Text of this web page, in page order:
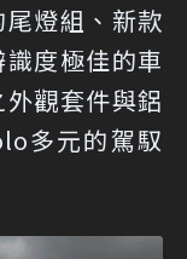
燈組、新款
度極佳的車
觀套件與鋁
多元的駕馭